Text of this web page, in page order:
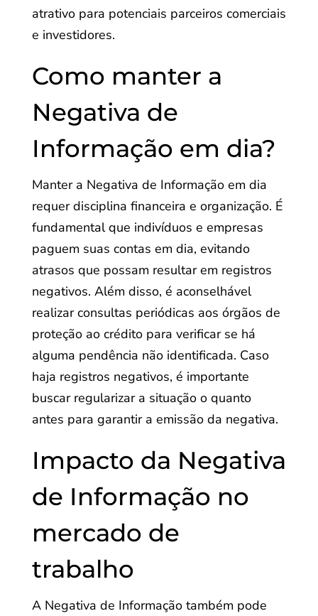
atrativo para potenciais parceiros comerciais
e investidores.
Como manter a
Negativa de
Informação em dia?
Manter a Negativa de Informação em dia
requer disciplina financeira e organização. É
fundamental que indivíduos e empresas
paguem suas contas em dia, evitando
atrasos que possam resultar em registros
negativos. Além disso, é aconselhável
realizar consultas periódicas aos órgãos de
proteção ao crédito para verificar se há
alguma pendência não identificada. Caso
haja registros negativos, é importante
buscar regularizar a situação o quanto
antes para garantir a emissão da negativa.
Impacto da Negativa
de Informação no
mercado de
trabalho
A Negativa de Informação também pode